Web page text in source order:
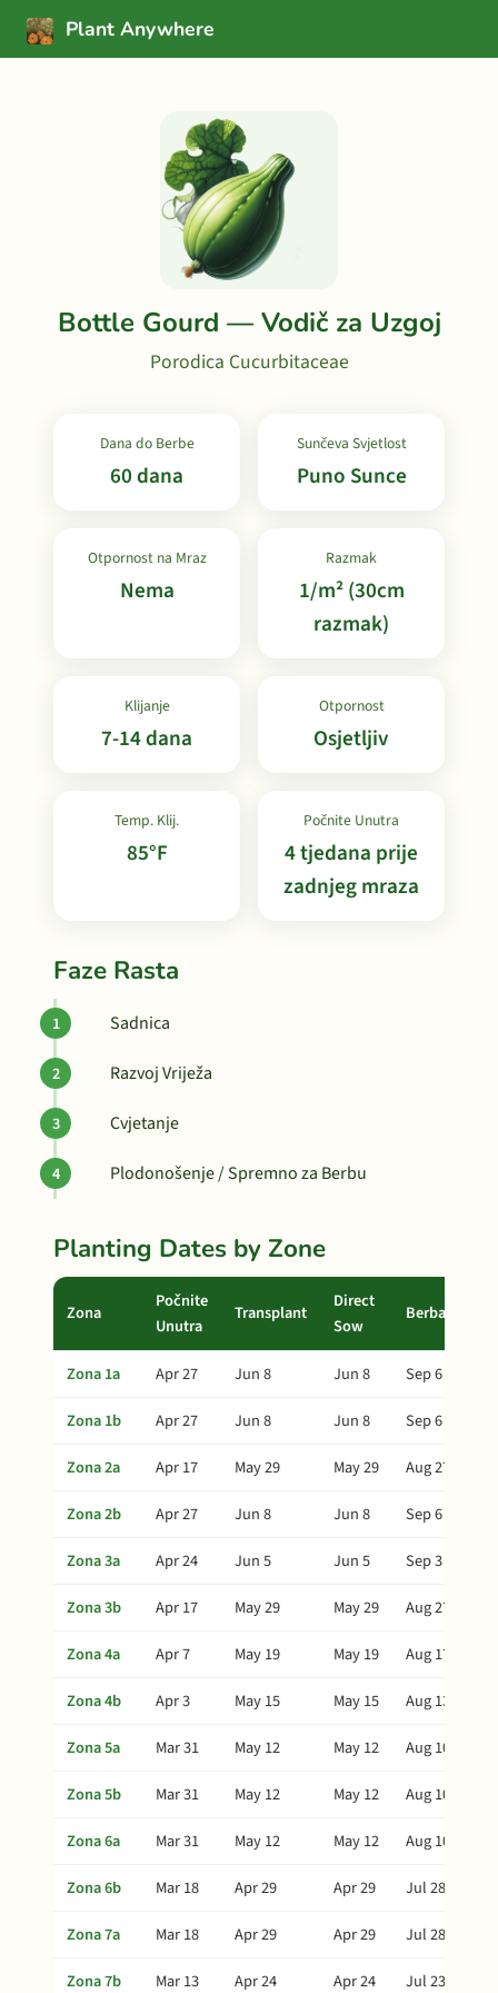
Plant Anywhere
Bottle Gourd — Vodič za Uzgoj
Porodica Cucurbitaceae
Dana do Berbe
60 dana
Sunčeva Svjetlost
Puno Sunce
Otpornost na Mraz
Nema
Razmak
1/m² (30cm
razmak)
Klijanje
7-14 dana
Otpornost
Osjetljiv
Temp. Klij.
85°F
Počnite Unutra
4 tjedana prije
zadnjeg mraza
Faze Rasta
Sadnica
Razvoj Vriježa
Cvjetanje
Plodonošenje / Spremno za Berbu
Planting Dates by Zone
Zona
Počnite
Unutra
Transplant
Direct
Sow
Berba
Zona 1a Apr 27 Jun 8 Jun 8
Sep 6
Zona 1b
Apr 27 Jun 8 Jun 8
Sep 6
Zona 2a
Apr 17 May 29 May 29
Aug 27
Zona 2b
Apr 27 Jun 8 Jun 8
Sep 6
Zona 3a
Apr 24 Jun 5 Jun 5
Sep 3
Zona 3b
Apr 17 May 29 May 29
Aug 27
Zona 4a
Apr 7 May 19 May 19
Aug 17
Zona 4b
Apr 3 May 15 May 15
Aug 13
Zona 5a
Mar 31 May 12 May 12
Aug 10
Zona 5b
Mar 31 May 12 May 12
Aug 10
Zona 6a
Mar 31 May 12 May 12
Aug 10
Zona 6b
Mar 18 Apr 29 Apr 29
Jul 28
Zona 7a
Mar 18 Apr 29 Apr 29
Jul 28
Zona 7b
Mar 13 Apr 24 Apr 24 Jul 23